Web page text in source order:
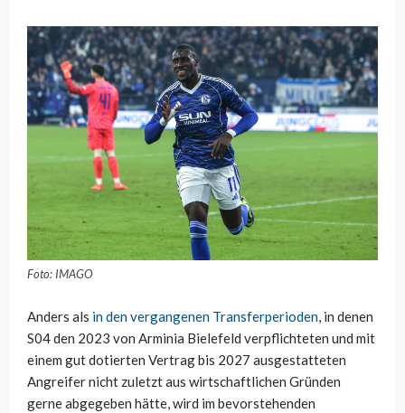
Foto: IMAGO
Anders als in den vergangenen Transferperioden, in denen
S04 den 2023 von Arminia Bielefeld verpflichteten und mit
einem gut dotierten Vertrag bis 2027 ausgestatteten
Angreifer nicht zuletzt aus wirtschaftlichen Gründen
gerne abgegeben hätte, wird im bevorstehenden